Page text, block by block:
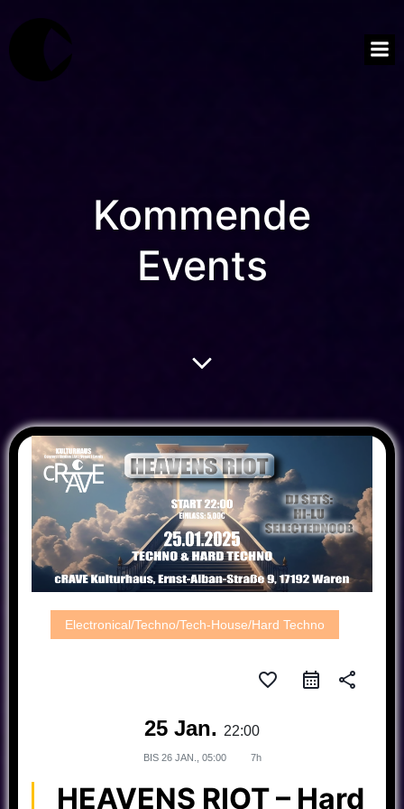
Kommende
Events
Electronical/Techno/Tech-House/Hard Techno
favorite_border share
25 Jan. 22:00
BIS 26 JAN., 05:00 7h
HEAVENS RIOT – Hard